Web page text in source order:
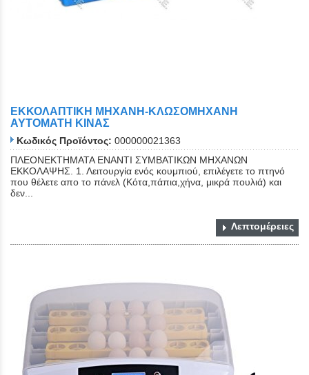
ΕΚΚΟΛΑΠΤΙΚΗ ΜΗΧΑΝΗ-ΚΛΩΣΟΜΗΧΑΝΗ
ΑΥΤΟΜΑΤΗ ΚΙΝΑΣ
Κωδικός Προϊόντος: 000000021363
ΠΛΕΟΝΕΚΤΗΜΑΤΑ ΕΝΑΝΤΙ ΣΥΜΒΑΤΙΚΩΝ ΜΗΧΑΝΩΝ
ΕΚΚΟΛΑΨΗΣ. 1. Λειτουργία ενός κουμπιού, επιλέγετε το πτηνό
που θέλετε απο το πάνελ (Κότα,πάπια,χήνα, μικρά πουλιά) και
δεν...
Λεπτομέρειες